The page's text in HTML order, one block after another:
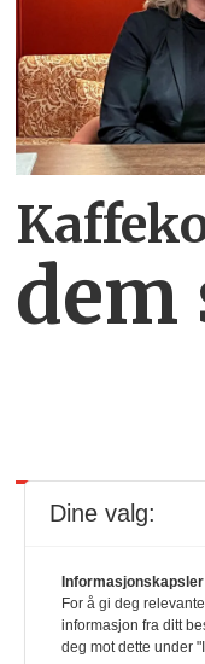
dem
Dine valg:
For å gi deg
informasjon fra ditt
deg mot dette under